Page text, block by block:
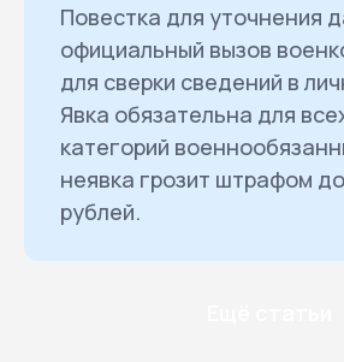
Повестка для уточнения
официальный вызов
для сверки сведений в
Явка обязательна для
категорий
неявка грозит штрафом
рублей.